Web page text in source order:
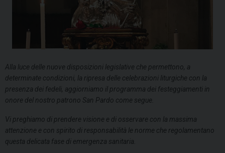
Alla luce delle nuove disposizioni legislative che permettono, a
determinate condizioni, la ripresa delle celebrazioni liturgiche con la
presenza dei fedeli, aggiorniamo il programma dei festeggiamenti in
onore del nostro patrono San Pardo come segue.
Vi preghiamo di prendere visione e di osservare con la massima
attenzione e con spirito di responsabilità le norme che regolamentano
questa delicata fase di emergenza sanitaria.